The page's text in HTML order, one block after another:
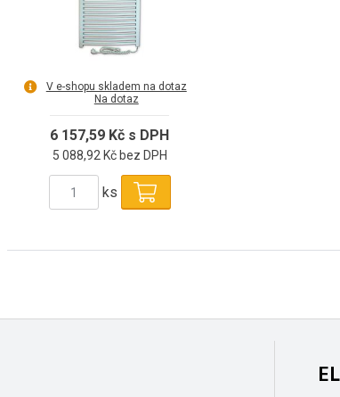
V e-shopu skladem na dotaz
Na dotaz
6 157,59 Kč s DPH
5 088,92 Kč bez DPH
ks